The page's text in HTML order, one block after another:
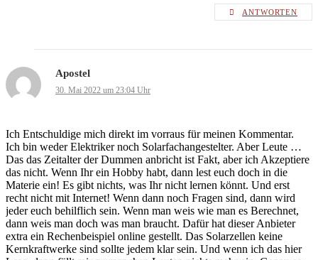
ANTWORTEN
Apostel
30. Mai 2022 um 23:04 Uhr
Ich Entschuldige mich direkt im vorraus für meinen Kommentar.
Ich bin weder Elektriker noch Solarfachangestelter. Aber Leute …
Das das Zeitalter der Dummen anbricht ist Fakt, aber ich Akzeptiere
das nicht. Wenn Ihr ein Hobby habt, dann lest euch doch in die
Materie ein! Es gibt nichts, was Ihr nicht lernen könnt. Und erst
recht nicht mit Internet! Wenn dann noch Fragen sind, dann wird
jeder euch behilflich sein. Wenn man weis wie man es Berechnet,
dann weis man doch was man braucht. Dafür hat dieser Anbieter
extra ein Rechenbeispiel online gestellt. Das Solarzellen keine
Kernkraftwerke sind sollte jedem klar sein. Und wenn ich das hier